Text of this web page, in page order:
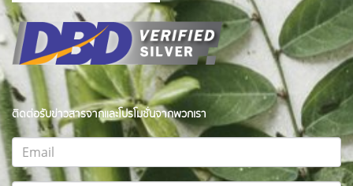
ติดต่อรับข่าวสารจากและโปรโมชั่นจากพวกเรา